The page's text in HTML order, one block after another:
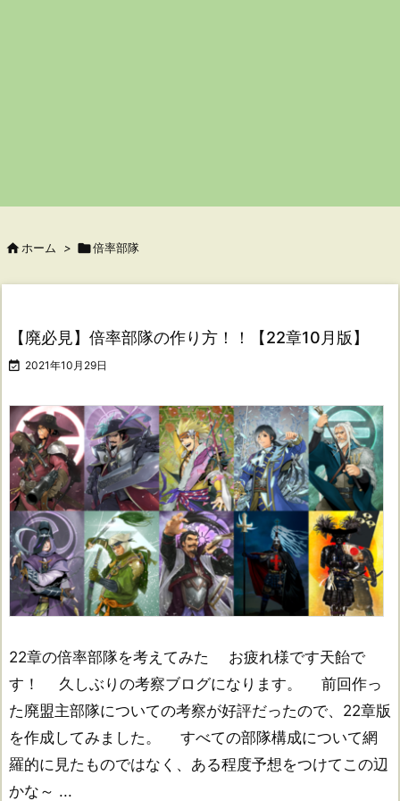
 ホーム > 倍率部隊
【廃必見】倍率部隊の作り方！！【22章10月版】
 2021年10月29日
22章の倍率部隊を考えてみた お疲れ様です天飴で
す！ 久しぶりの考察ブログになります。 前回作っ
た廃盟主部隊についての考察が好評だったので、22章版
を作成してみました。 すべての部隊構成について網
羅的に見たものではなく、ある程度予想をつけてこの辺
かな～ ...